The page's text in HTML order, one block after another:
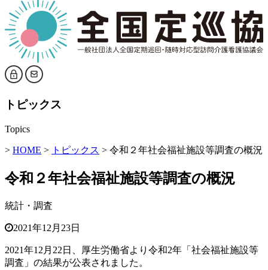
トピックス
Topics
> HOME > トピックス > 令和２年社会福祉施設等調査の概況
令和２年社会福祉施設等調査の概況
統計・調査
2021年12月23日
2021年12月22日、厚生労働省より令和2年「社会福祉施設等
調査」の結果が公表されました。